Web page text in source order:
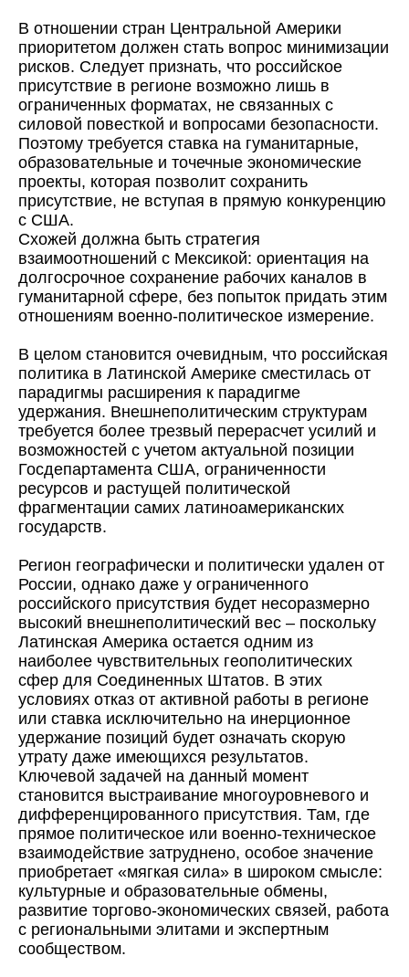
В отношении стран Центральной Америки
приоритетом должен стать вопрос минимизации
рисков. Следует признать, что российское
присутствие в регионе возможно лишь в
ограниченных форматах, не связанных с
силовой повесткой и вопросами безопасности.
Поэтому требуется ставка на гуманитарные,
образовательные и точечные экономические
проекты, которая позволит сохранить
присутствие, не вступая в прямую конкуренцию
с США.
Схожей должна быть стратегия
взаимоотношений с Мексикой: ориентация на
долгосрочное сохранение рабочих каналов в
гуманитарной сфере, без попыток придать этим
отношениям военно-политическое измерение.
В целом становится очевидным, что российская
политика в Латинской Америке сместилась от
парадигмы расширения к парадигме
удержания. Внешнеполитическим структурам
требуется более трезвый перерасчет усилий и
возможностей с учетом актуальной позиции
Госдепартамента США, ограниченности
ресурсов и растущей политической
фрагментации самих латиноамериканских
государств.
Регион географически и политически удален от
России, однако даже у ограниченного
российского присутствия будет несоразмерно
высокий внешнеполитический вес – поскольку
Латинская Америка остается одним из
наиболее чувствительных геополитических
сфер для Соединенных Штатов. В этих
условиях отказ от активной работы в регионе
или ставка исключительно на инерционное
удержание позиций будет означать скорую
утрату даже имеющихся результатов.
Ключевой задачей на данный момент
становится выстраивание многоуровневого и
дифференцированного присутствия. Там, где
прямое политическое или военно-техническое
взаимодействие затруднено, особое значение
приобретает «мягкая сила» в широком смысле:
культурные и образовательные обмены,
развитие торгово-экономических связей, работа
с региональными элитами и экспертным
сообществом.